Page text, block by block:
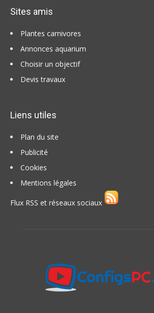
Sites amis
Plantes carnivores
Annonces aquarium
Choisir un objectif
Devis travaux
Liens utiles
Plan du site
Publicité
Cookies
Mentions légales
Flux RSS et réseaux sociaux